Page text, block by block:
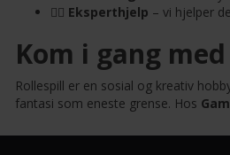
🧙‍♂️ Eksperthjelp – vi hjelper
Kom i gang
Rollespill er en sosial og kreativ
fantasi som eneste grense. Hos